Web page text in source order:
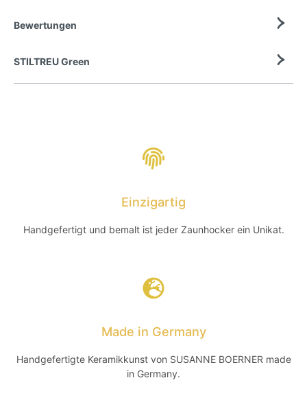
Bewertungen
STILTREU Green
Einzigartig
Handgefertigt und bemalt ist jeder Zaunhocker ein Unikat.
Made in Germany
Handgefertigte Keramikkunst von SUSANNE BOERNER made
in Germany.